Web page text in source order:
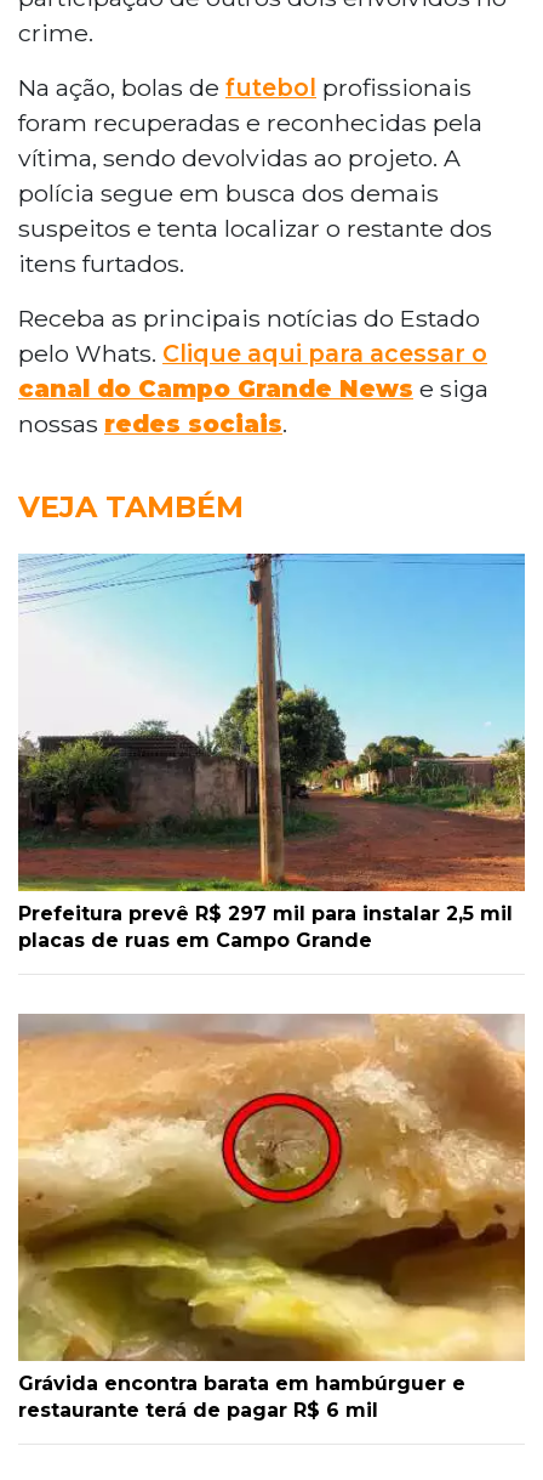
crime.
Na ação, bolas de futebol profissionais
foram recuperadas e reconhecidas pela
vítima, sendo devolvidas ao projeto. A
polícia segue em busca dos demais
suspeitos e tenta localizar o restante dos
itens furtados.
Receba as principais notícias do Estado
pelo Whats. Clique aqui para acessar o
canal do Campo Grande News e siga
nossas redes sociais.
VEJA TAMBÉM
Prefeitura prevê R$ 297 mil para instalar 2,5 mil
placas de ruas em Campo Grande
Grávida encontra barata em hambúrguer e
restaurante terá de pagar R$ 6 mil